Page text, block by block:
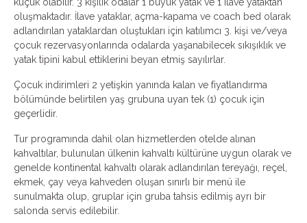
oluşmaktadır. İlave yataklar, açma-kapama ve coach bed olarak
adlandırılan yataklardan oluştukları için katılımcı 3. kişi ve/veya
çocuk rezervasyonlarında odalarda yaşanabilecek sıkışıklık ve
yatak tipini kabul ettiklerini beyan etmiş sayılırlar.
Çocuk indirimleri 2 yetişkin yanında kalan ve fiyatlandırma
bölümünde belirtilen yaş grubuna uyan tek (1) çocuk için
geçerlidir.
Tur programında dahil olan hizmetlerden otelde alınan
kahvaltılar, bulunulan ülkenin kahvaltı kültürüne uygun olarak ve
genelde kontinental kahvaltı olarak adlandırılan tereyağı, reçel,
ekmek, çay veya kahveden oluşan sınırlı bir menü ile
sunulmakta olup, gruplar için gruba tahsis edilmiş ayrı bir
salonda servis edilebilir.